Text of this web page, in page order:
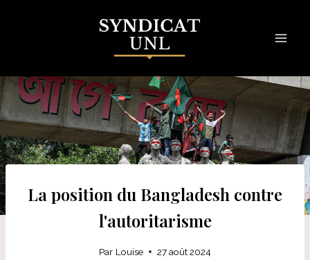
La position du Bangladesh contre
l'autoritarisme
Par Louise 27 août 2024